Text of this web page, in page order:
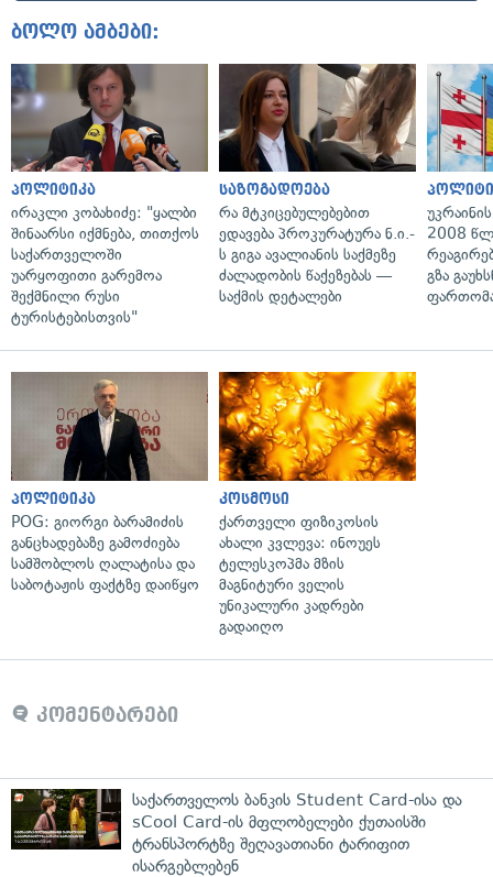
ბოლო ამბები:
პოლიტიკა
ირაკლი კობახიძე: "ყალბი
შინაარსი იქმნება, თითქოს
საქართველოში
უარყოფითი გარემოა
შექმნილი რუსი
ტურისტებისთვის"
საზოგადოება
რა მტკიცებულებებით
ედავება პროკურატურა ნ.ი.-
ს გიგა ავალიანის საქმეზე
ძალადობის წაქეზებას —
საქმის დეტალები
2008
გზა
პოლიტიკა
POG: გიორგი ბარამიძის
განცხადებაზე გამოძიება
სამშობლოს ღალატისა და
საბოტაჟის ფაქტზე დაიწყო
კოსმოსი
ქართველი ფიზიკოსის
ახალი კვლევა: ინოუეს
ტელესკოპმა მზის
მაგნიტური ველის
უნიკალური კადრები
გადაიღო
კომენტარები
საქართველოს ბანკის Student Card-ისა და
sCool Card-ის მფლობელები ქუთაისში
ტრანსპორტზე შეღავათიანი ტარიფით
ისარგებლებენ